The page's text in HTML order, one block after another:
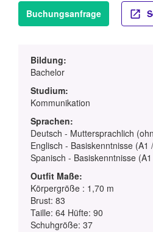
Buchungsanfrage
Bildung:
Bachelor
Studium:
Kommunikation
Sprachen:
Deutsch - Muttersprachlich
Englisch - Basiskenntnisse (A1
Spanisch - Basiskenntnisse
Outfit Maße:
Körpergröße : 1,70 m
Brust: 83
Taille: 64 Hüfte: 90
Schuhgröße: 37